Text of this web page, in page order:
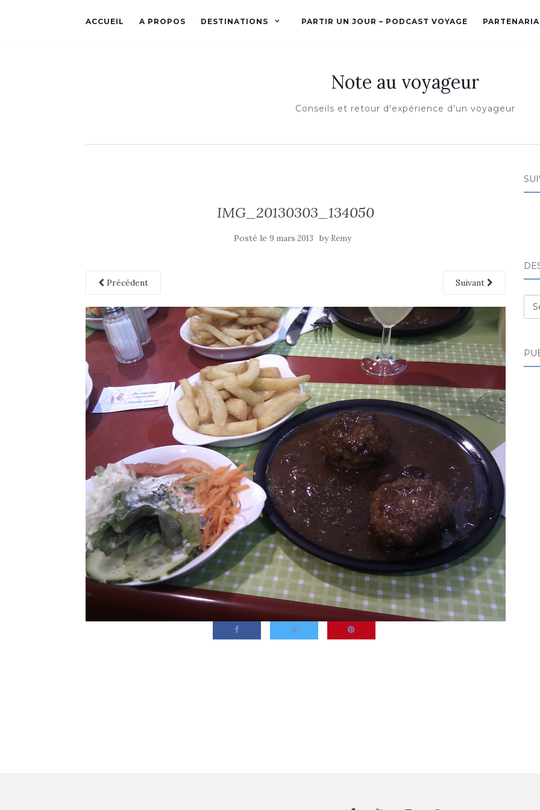
ACCUEIL A PROPOS DESTINATIONS PARTIR UN JOUR – PODCAST VOYAGE
Note au voyageur
Conseils et retour d'expérience d'un voyageur
IMG_20130303_134050
Posté le 9 mars 2013 by Remy
Précédent Suivant